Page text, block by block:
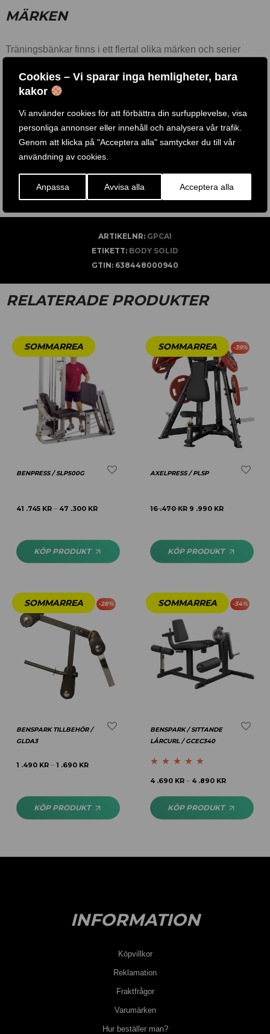
Cookies – Vi sparar inga hemligheter, bara
kakor
Vi använder cookies för att förbättra din surfupplevelse, visa
personliga annonser eller innehåll och analysera vår trafik.
Genom att klicka på "Acceptera alla" samtycker du till vår
användning av cookies.
Anpassa Avvisa alla Acceptera alla
MÄRKEN
Träningsbänkar finns i ett flertal olika märken och serier
Crunch, Ironmaster med flera.
träningsbänkarna på marknaden och för att tillgodose de
högt ställda kraven från tusentals gym runt om i världen.
ARTIKELNR: GPCA1
ETIKETT: BODY SOLID
GTIN: 638448000940
RELATERADE PRODUKTER
BENPRESS / SLP500G
41 .745 KR – 47 .300 KR
KÖP PRODUKT
-39%
AXELPRESS / PLSP
16 .470KR 9 .990 KR
KÖP PRODUKT
-28%
BENSPARK TILLBEHÖR /
GLDA3
1 .490 KR – 1 .690 KR
KÖP PRODUKT
-34%
BENSPARK / SITTANDE
LÅRCURL / GCEC340
Betygsatt 4.64
4 .690 KR – 4 .890 KR
KÖP PRODUKT
INFORMATION
Köpvillkor
Reklamation
Fraktfrågor
Varumärken
Hur beställer man?